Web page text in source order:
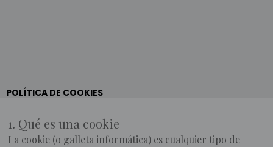
POLÍTICA DE COOKIES
INICIO
1. Qué es una cookie
La cookie (o galleta informática) es cualquier tipo de